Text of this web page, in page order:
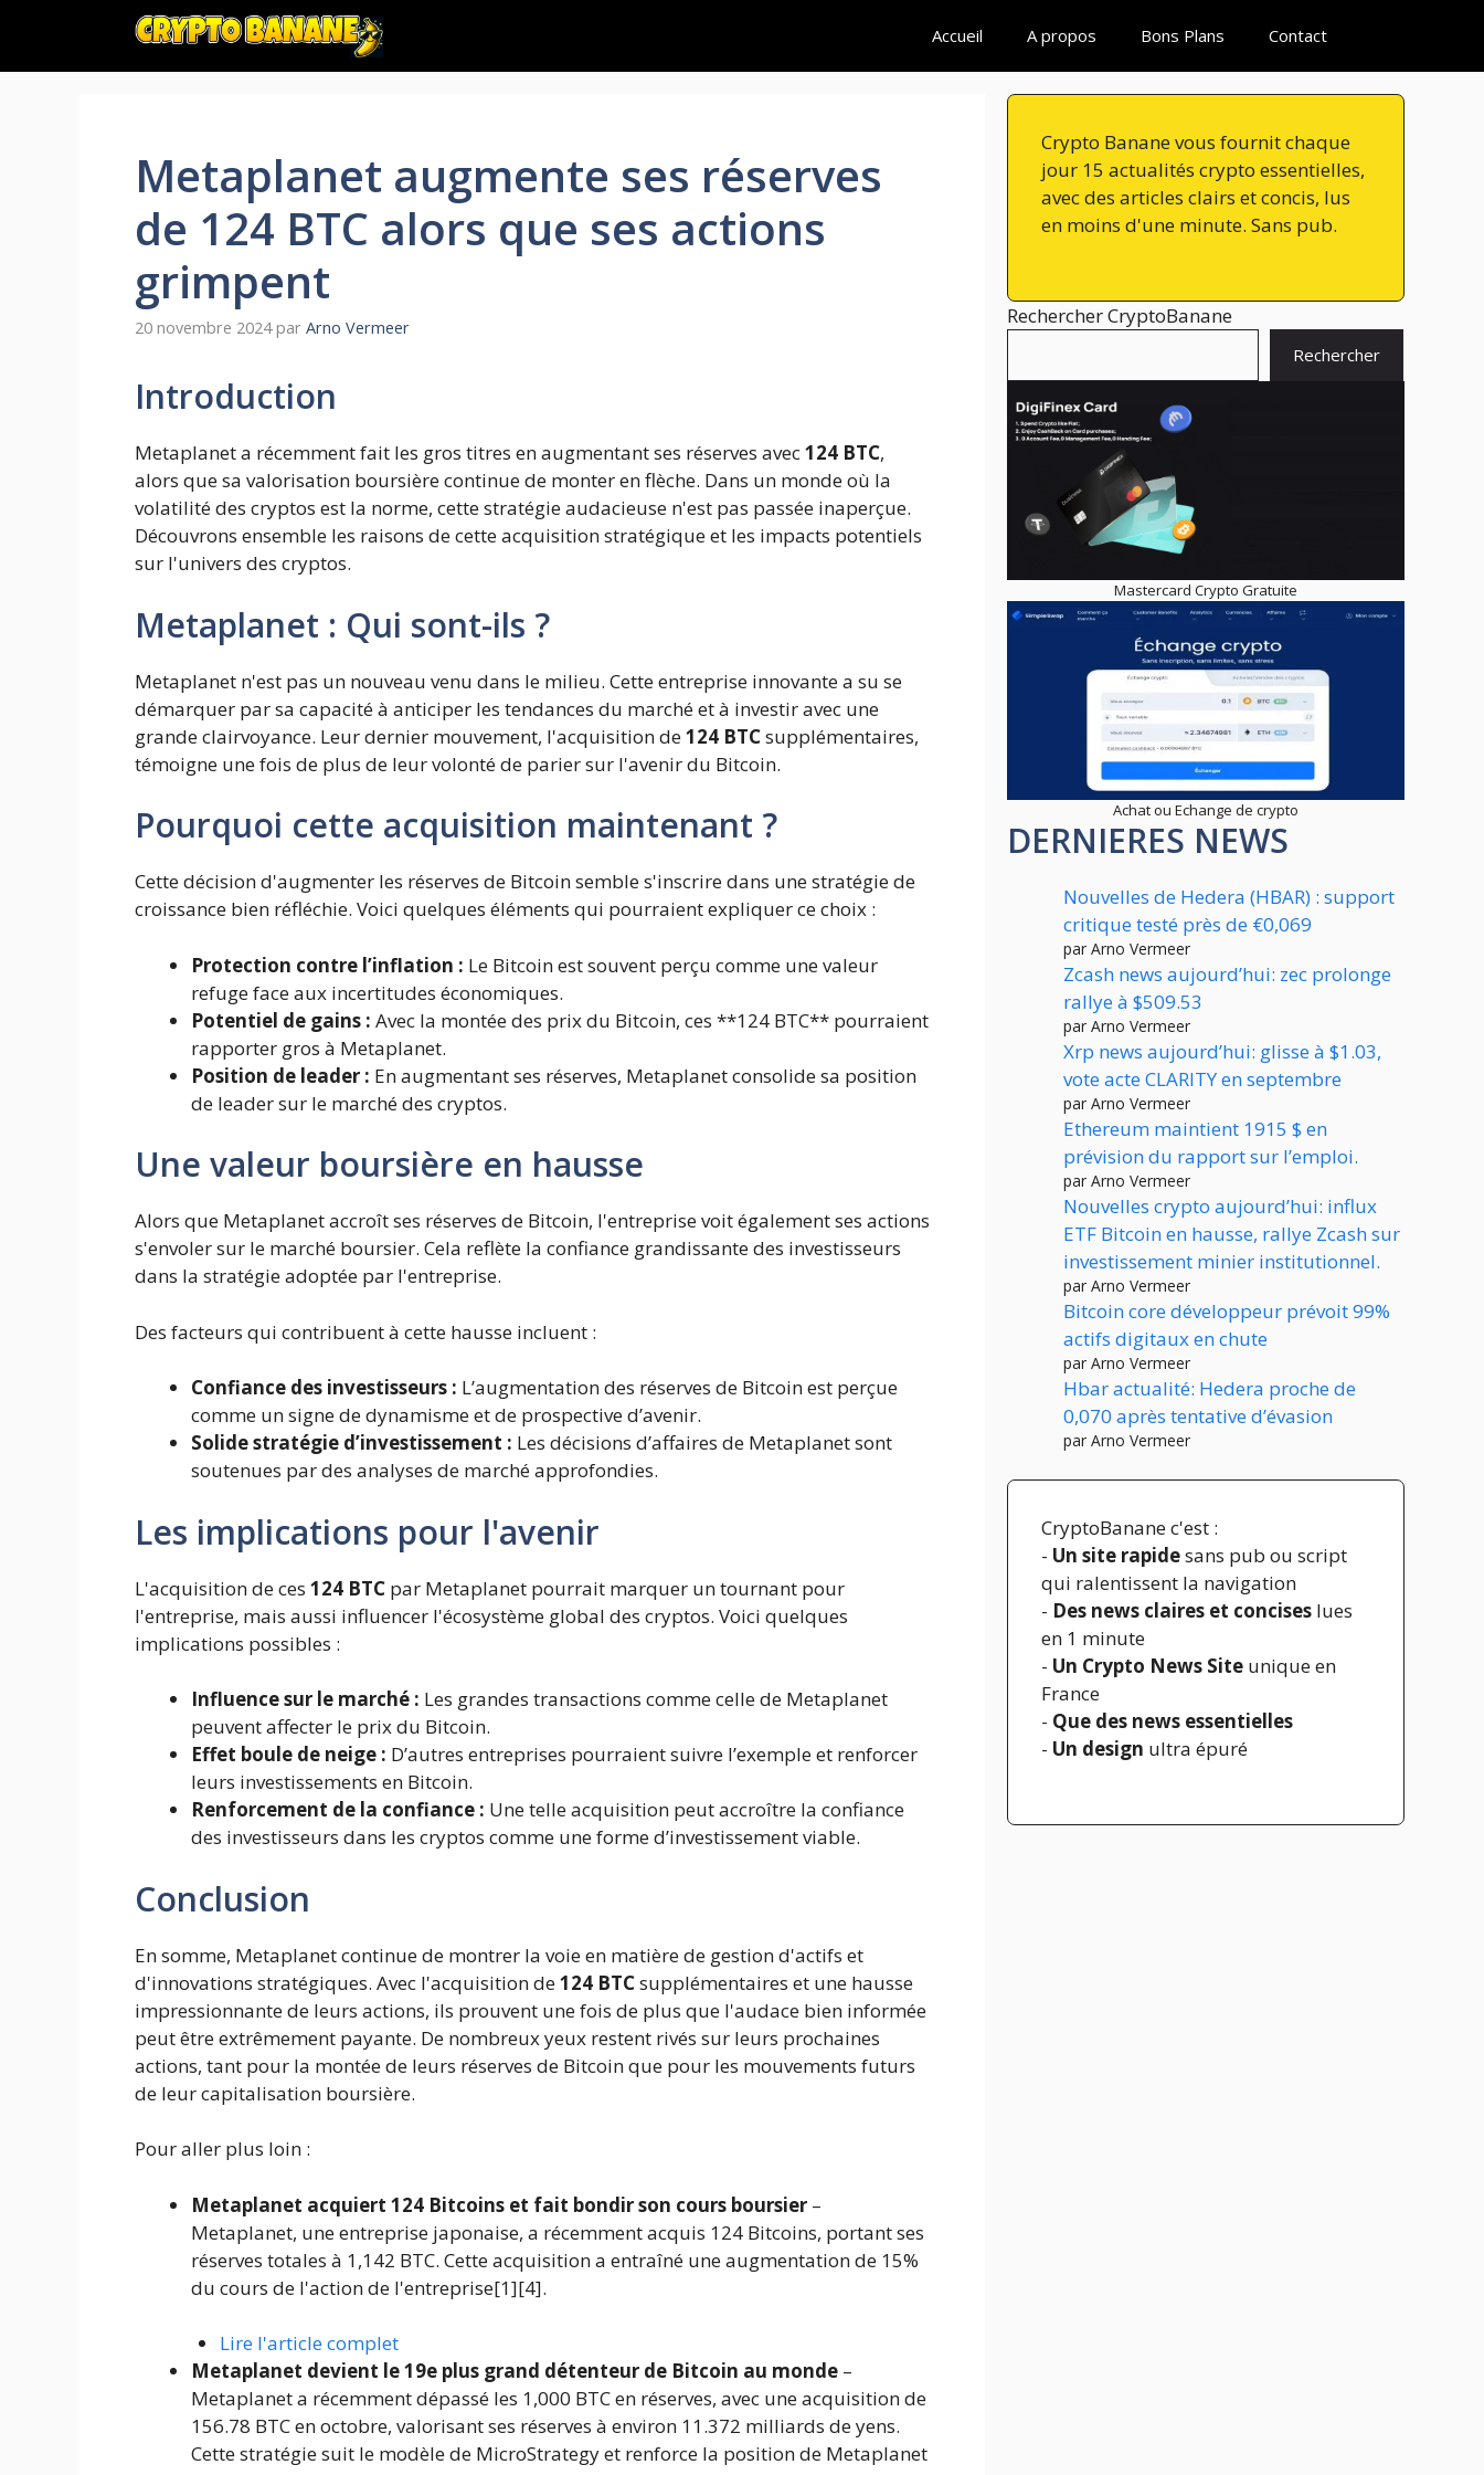
contenu
Accueil A propos Bons Plans Contact
Metaplanet augmente ses réserves
de 124 BTC alors que ses actions
grimpent
20 novembre 2024 par Arno Vermeer
Introduction
Metaplanet a récemment fait les gros titres en augmentant ses réserves avec124 BTC,
alors que sa valorisation boursière continue de monter en flèche. Dans un monde où la
volatilité des cryptos est la norme, cette stratégie audacieuse n'est pas passée inaperçue.
Découvrons ensemble les raisons de cette acquisition stratégique et les impacts potentiels
sur l'univers des cryptos.
Metaplanet : Qui sont-ils ?
Metaplanet n'est pas un nouveau venu dans le milieu. Cette entreprise innovante a su se
démarquer par sa capacité à anticiper les tendances du marché et à investir avec une
grande clairvoyance. Leur dernier mouvement, l'acquisition de124 BTCsupplémentaires,
témoigne une fois de plus de leur volonté de parier sur l'avenir du Bitcoin.
Pourquoi cette acquisition maintenant ?
Cette décision d'augmenter les réserves de Bitcoin semble s'inscrire dans une stratégie de
croissance bien réfléchie. Voici quelques éléments qui pourraient expliquer ce choix :
Protection contre l’inflation : Le Bitcoin est souvent perçu comme une valeur
refuge face aux incertitudes économiques.
Potentiel de gains : Avec la montée des prix du Bitcoin, ces **124 BTC** pourraient
rapporter gros à Metaplanet.
Position de leader : En augmentant ses réserves, Metaplanet consolide sa position
de leader sur le marché des cryptos.
Une valeur boursière en hausse
Alors que Metaplanet accroît ses réserves de Bitcoin, l'entreprise voit également ses actions
s'envoler sur le marché boursier. Cela reflète la confiance grandissante des investisseurs
dans la stratégie adoptée par l'entreprise.
Des facteurs qui contribuent à cette hausse incluent :
Confiance des investisseurs : L’augmentation des réserves de Bitcoin est perçue
comme un signe de dynamisme et de prospective d’avenir.
Solide stratégie d’investissement : Les décisions d’affaires de Metaplanet sont
soutenues par des analyses de marché approfondies.
Les implications pour l'avenir
L'acquisition de ces 124 BTC par Metaplanet pourrait marquer un tournant pour
l'entreprise, mais aussi influencer l'écosystème global des cryptos. Voici quelques
implications possibles :
Influence sur le marché : Les grandes transactions comme celle de Metaplanet
peuvent affecter le prix du Bitcoin.
Effet boule de neige : D’autres entreprises pourraient suivre l’exemple et renforcer
leurs investissements en Bitcoin.
Renforcement de la confiance : Une telle acquisition peut accroître la confiance
des investisseurs dans les cryptos comme une forme d’investissement viable.
Conclusion
En somme, Metaplanet continue de montrer la voie en matière de gestion d'actifs et
d'innovations stratégiques. Avec l'acquisition de124 BTCsupplémentaires et une hausse
impressionnante de leurs actions, ils prouvent une fois de plus que l'audace bien informée
peut être extrêmement payante. De nombreux yeux restent rivés sur leurs prochaines
actions, tant pour la montée de leurs réserves de Bitcoin que pour les mouvements futurs
de leur capitalisation boursière.
Pour aller plus loin :
Metaplanet acquiert 124 Bitcoins et fait bondir son cours boursier –
Metaplanet, une entreprise japonaise, a récemment acquis 124 Bitcoins, portant ses
réserves totales à 1,142 BTC. Cette acquisition a entraîné une augmentation de 15%
du cours de l'action de l'entreprise[1][4].
Lire l'article complet
Metaplanet devient le 19e plus grand détenteur de Bitcoin au monde –
Metaplanet a récemment dépassé les 1,000 BTC en réserves, avec une acquisition de
156.78 BTC en octobre, valorisant ses réserves à environ 11.372 milliards de yens.
Cette stratégie suit le modèle de MicroStrategy et renforce la position de Metaplanet
Crypto Banane vous fournit chaque
jour 15 actualités crypto essentielles,
avec des articles clairs et concis, lus
en moins d'une minute. Sans pub.
Rechercher CryptoBanane
Rechercher
Mastercard Crypto Gratuite
Achat ou Echange de crypto
DERNIERES NEWS
Nouvelles de Hedera (HBAR) : support
critique testé près de €0,069
par Arno Vermeer
Zcash news aujourd’hui: zec prolonge
rallye à $509.53
par Arno Vermeer
Xrp news aujourd’hui: glisse à $1.03,
vote acte CLARITY en septembre
par Arno Vermeer
Ethereum maintient 1915 $ en
prévision du rapport sur l’emploi.
par Arno Vermeer
Nouvelles crypto aujourd’hui: influx
ETF Bitcoin en hausse, rallye Zcash sur
investissement minier institutionnel.
par Arno Vermeer
Bitcoin core développeur prévoit 99%
actifs digitaux en chute
par Arno Vermeer
Hbar actualité: Hedera proche de
0,070 après tentative d’évasion
par Arno Vermeer
CryptoBanane c'est :
- Un site rapidesans pub ou script
qui ralentissent la navigation
- Des news claires et concises lues
en 1 minute
- Un Crypto News Site unique en
France
- Que des news essentielles
- Un design ultra épuré